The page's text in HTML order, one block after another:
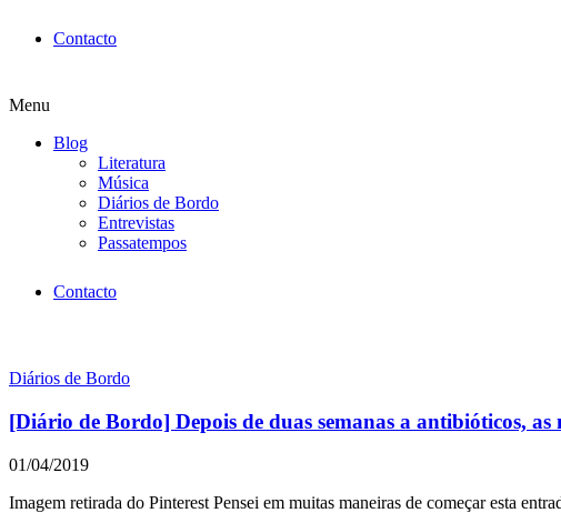
Contacto
Menu
Blog
Literatura
Música
Diários de Bordo
Entrevistas
Passatempos
Contacto
Diários de Bordo
[Diário de Bordo] Depois de duas semanas a antibióticos, as
01/04/2019
Imagem retirada do Pinterest Pensei em muitas maneiras de começar esta